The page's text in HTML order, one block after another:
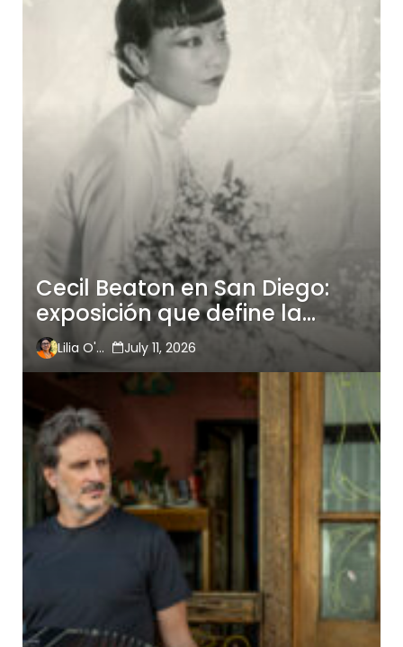
Cecil Beaton en San Diego:
exposición que define la
historia de la fotografía de
moda
Lilia O'Hara July 11, 2026